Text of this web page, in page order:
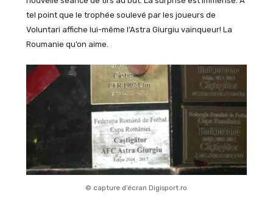
tel point que le trophée soulevé par les joueurs de
Voluntari affiche lui-même l’Astra Giurgiu vainqueur! La
Roumanie qu’on aime.
© capture d’écran Digisport.ro